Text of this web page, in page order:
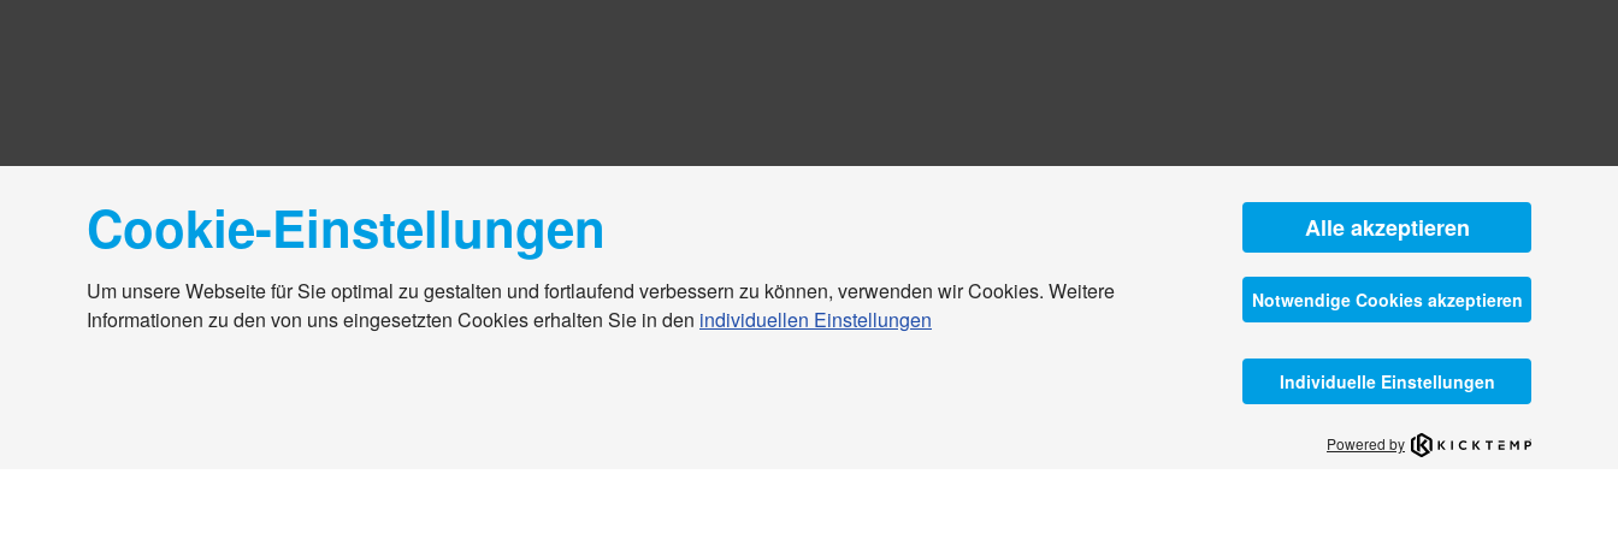
Cookie-Einstellungen
Um unsere Webseite für Sie optimal zu gestalten und fortlaufend verbessern zu können, verwenden wir Cookies. Weitere
Informationen zu den von uns eingesetzten Cookies erhalten Sie in den individuellen Einstellungen
Alle akzeptieren
Notwendige Cookies akzeptieren
Individuelle Einstellungen
Powered by